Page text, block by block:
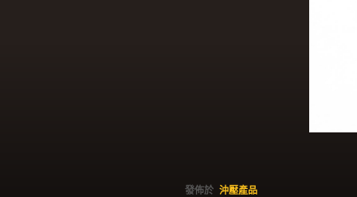
發佈於 沖壓產品